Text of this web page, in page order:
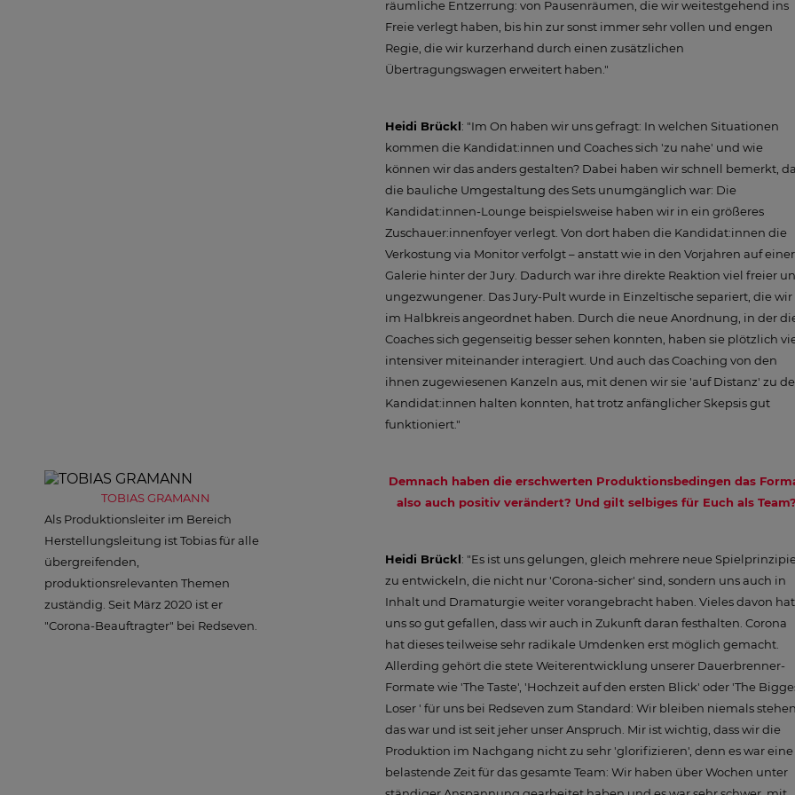
räumliche Entzerrung: von Pausenräumen, die wir weitestgehend ins
Freie verlegt haben, bis hin zur sonst immer sehr vollen und engen
Regie, die wir kurzerhand durch einen zusätzlichen
Übertragungswagen erweitert haben."
Heidi Brückl: "Im On haben wir uns gefragt: In welchen Situationen
kommen die Kandidat:innen und Coaches sich 'zu nahe' und wie
können wir das anders gestalten? Dabei haben wir schnell bemerkt,
die bauliche Umgestaltung des Sets unumgänglich war: Die
Kandidat:innen-Lounge beispielsweise haben wir in ein größeres
Zuschauer:innenfoyer verlegt. Von dort haben die Kandidat:innen die
Verkostung via Monitor verfolgt – anstatt wie in den Vorjahren auf einer
Galerie hinter der Jury. Dadurch war ihre direkte Reaktion viel freier
ungezwungener. Das Jury-Pult wurde in Einzeltische separiert, die wir
im Halbkreis angeordnet haben. Durch die neue Anordnung, in der
Coaches sich gegenseitig besser sehen konnten, haben sie plötzlich
intensiver miteinander interagiert. Und auch das Coaching von den
ihnen zugewiesenen Kanzeln aus, mit denen wir sie 'auf Distanz' zu
Kandidat:innen halten konnten, hat trotz anfänglicher Skepsis gut
funktioniert."
TOBIAS GRAMANN
Als Produktionsleiter im Bereich
Herstellungsleitung ist Tobias für alle
übergreifenden,
produktionsrelevanten Themen
zuständig. Seit März 2020 ist er
"Corona-Beauftragter" bei Redseven.
Demnach haben die erschwerten Produktionsbedingen das
also auch positiv verändert? Und gilt selbiges für Euch als Team?
Heidi Brückl: "Es ist uns gelungen, gleich mehrere neue
zu entwickeln, die nicht nur 'Corona-sicher' sind, sondern uns auch in
Inhalt und Dramaturgie weiter vorangebracht haben. Vieles davon hat
uns so gut gefallen, dass wir auch in Zukunft daran festhalten. Corona
hat dieses teilweise sehr radikale Umdenken erst möglich gemacht.
Allerding gehört die stete Weiterentwicklung unserer Dauerbrenner-
Formate wie 'The Taste', 'Hochzeit auf den ersten Blick' oder 'The
Loser ' für uns bei Redseven zum Standard: Wir bleiben niemals
das war und ist seit jeher unser Anspruch. Mir ist wichtig, dass wir die
Produktion im Nachgang nicht zu sehr 'glorifizieren', denn es war eine
belastende Zeit für das gesamte Team: Wir haben über Wochen unter